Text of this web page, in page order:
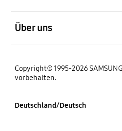
Über uns
Copyright© 1995-2026
vorbehalten.
Deutschland/Deutsch